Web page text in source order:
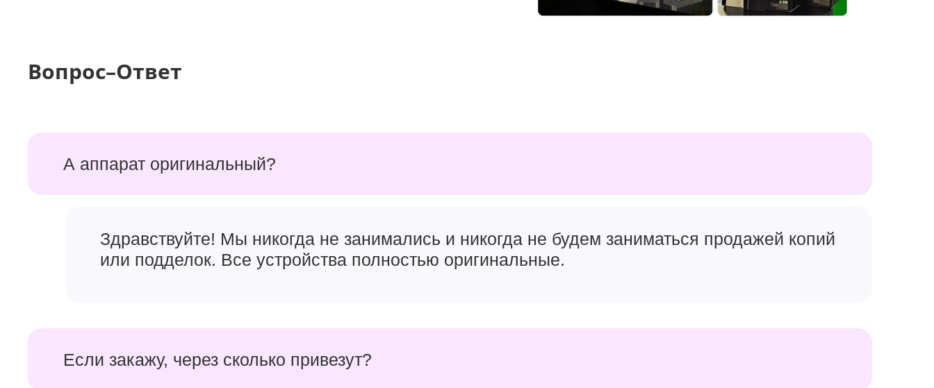
Вопрос–Ответ
А аппарат оригинальный?
Здравствуйте! Мы никогда не занимались и никогда не будем заниматься продажей копий
или подделок. Все устройства полностью оригинальные.
Если закажу, через сколько привезут?